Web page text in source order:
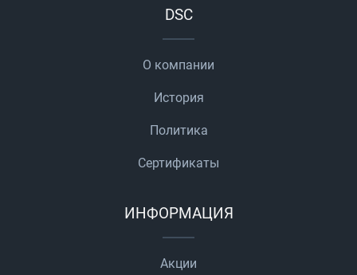
DSC
О компании
История
Политика
Сертификаты
ИНФОРМАЦИЯ
Акции